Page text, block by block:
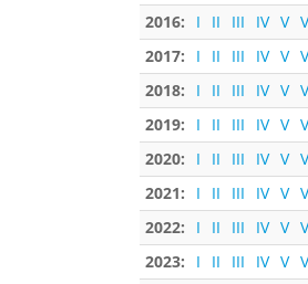
2016:
I II III IV V
2017:
I II III IV V
2018:
I II III IV V
2019:
I II III IV V
2020:
I II III IV V
2021:
I II III IV V
2022:
I II III IV V
2023:
I II III IV V